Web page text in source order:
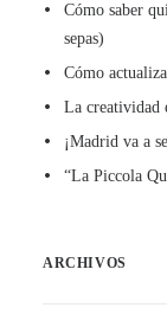
Cómo saber
sepas)
Cómo
La creatividad
¡Madrid va a
“La Piccola
ARCHIVOS